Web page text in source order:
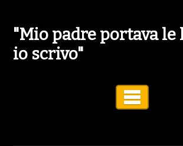
"Mio padre portava le
io scrivo"